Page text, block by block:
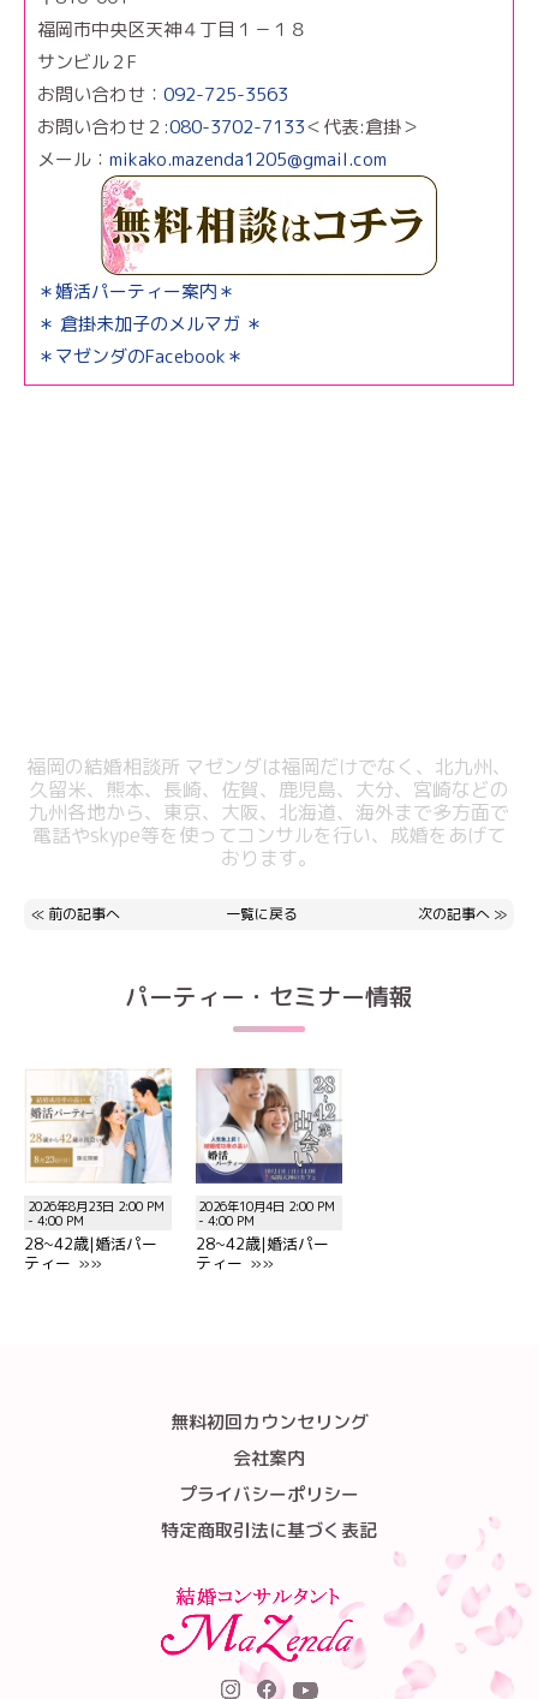
福岡市中央区天神４丁目１－１８
サンビル２F
お問い合わせ： 092-725-3563
お問い合わせ２:080-3702-7133＜代表:倉掛＞
メール： mikako.mazenda1205@gmail.com
＊婚活パーティー案内＊
＊ 倉掛未加子のメルマガ ＊
＊マゼンダのFacebook＊
福岡の結婚相談所 マゼンダは福岡だけでなく、北九州、
久留米、熊本、長崎、佐賀、鹿児島、大分、宮崎などの
九州各地から、東京、大阪、北海道、海外まで多方面で
電話やskype等を使ってコンサルを行い、成婚をあげて
おります。
≪ 前の記事へ 一覧に戻る 次の記事へ ≫
パーティー・セミナー情報
2026年8月23日 2:00 PM
- 4:00 PM
28~42歳|婚活パー
ティー »»
2026年10月4日 2:00 PM
- 4:00 PM
28~42歳|婚活パー
ティー »»
無料初回カウンセリング
会社案内
プライバシーポリシー
特定商取引法に基づく表記